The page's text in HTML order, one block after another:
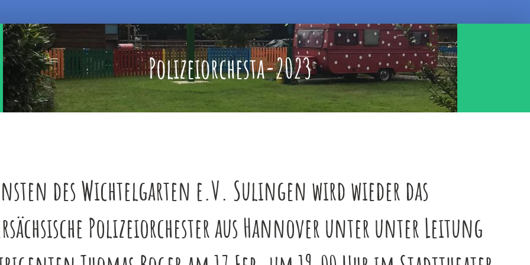
Polizeiorchesta-2023
des Wichtelgarten e.V. Sulingen wird wieder das
Polizeiorchester aus Hannover unter unter Leitung